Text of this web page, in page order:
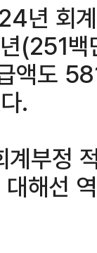
년 회
(251백
액도
.
부정
해선